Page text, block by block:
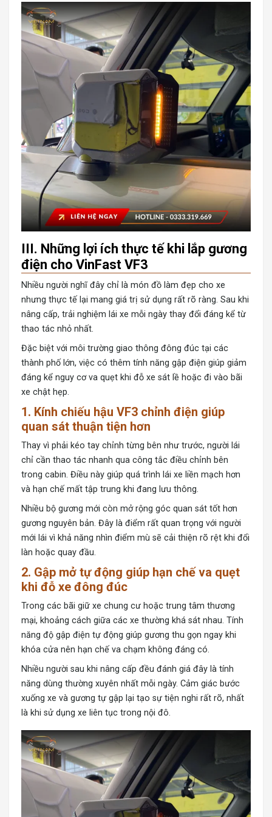
III. Những lợi ích thực tế khi lắp gương
điện cho VinFast VF3
Nhiều người nghĩ đây chỉ là món đồ làm đẹp cho xe
nhưng thực tế lại mang giá trị sử dụng rất rõ ràng. Sau khi
nâng cấp, trải nghiệm lái xe mỗi ngày thay đổi đáng kể từ
thao tác nhỏ nhất.
Đặc biệt với môi trường giao thông đông đúc tại các
thành phố lớn, việc có thêm tính năng gập điện giúp giảm
đáng kể nguy cơ va quẹt khi đỗ xe sát lề hoặc đi vào bãi
xe chật hẹp.
1. Kính chiếu hậu VF3 chỉnh điện giúp
quan sát thuận tiện hơn
Thay vì phải kéo tay chỉnh từng bên như trước, người lái
chỉ cần thao tác nhanh qua công tắc điều chỉnh bên
trong cabin. Điều này giúp quá trình lái xe liền mạch hơn
và hạn chế mất tập trung khi đang lưu thông.
Nhiều bộ gương mới còn mở rộng góc quan sát tốt hơn
gương nguyên bản. Đây là điểm rất quan trọng với người
mới lái vì khả năng nhìn điểm mù sẽ cải thiện rõ rệt khi đổi
làn hoặc quay đầu.
2. Gập mở tự động giúp hạn chế va quẹt
khi đỗ xe đông đúc
Trong các bãi giữ xe chung cư hoặc trung tâm thương
mại, khoảng cách giữa các xe thường khá sát nhau. Tính
năng độ gập điện tự động giúp gương thu gọn ngay khi
khóa cửa nên hạn chế va chạm không đáng có.
Nhiều người sau khi nâng cấp đều đánh giá đây là tính
năng dùng thường xuyên nhất mỗi ngày. Cảm giác bước
xuống xe và gương tự gập lại tạo sự tiện nghi rất rõ, nhất
là khi sử dụng xe liên tục trong nội đô.